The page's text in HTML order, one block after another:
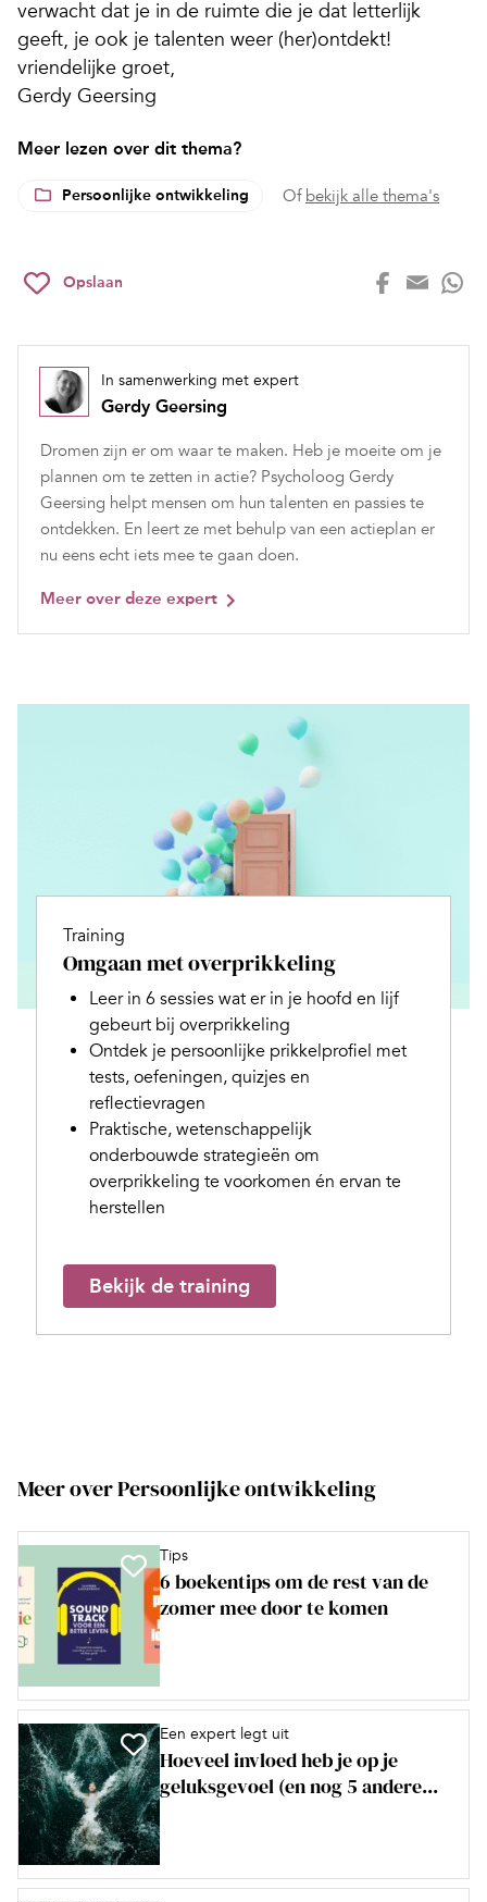
verwacht dat je in de ruimte die je dat letterlijk
geeft, je ook je talenten weer (her)ontdekt!
vriendelijke groet,
Gerdy Geersing
Meer lezen over dit thema?
Persoonlijke ontwikkeling Of bekijk alle thema's
Opslaan
In samenwerking met expert
Gerdy Geersing
Dromen zijn er om waar te maken. Heb je moeite om je
plannen om te zetten in actie? Psycholoog Gerdy
Geersing helpt mensen om hun talenten en passies te
ontdekken. En leert ze met behulp van een actieplan er
nu eens echt iets mee te gaan doen.
Meer over deze expert
Training
Omgaan met overprikkeling
Leer in 6 sessies wat er in je hoofd en lijf
gebeurt bij overprikkeling
Ontdek je persoonlijke prikkelprofiel met
tests, oefeningen, quizjes en
reflectievragen
Praktische, wetenschappelijk
onderbouwde strategieën om
overprikkeling te voorkomen én ervan te
herstellen
Bekijk de training
Meer over Persoonlijke ontwikkeling
Tips
6 boekentips om de rest van de
zomer mee door te komen
Een expert legt uit
Hoeveel invloed heb je op je
geluksgevoel (en nog 5 andere...